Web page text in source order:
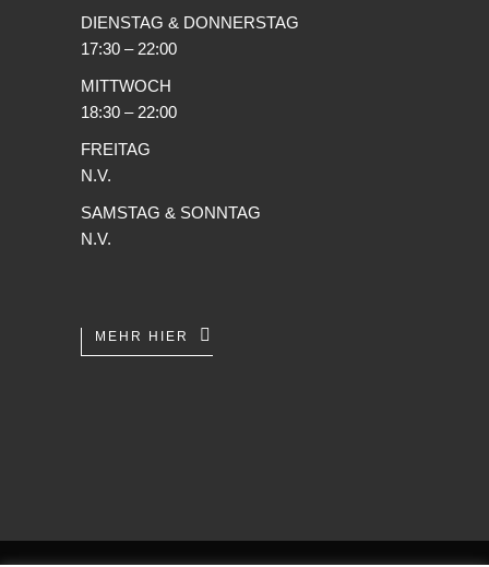
DIENSTAG & DONNERSTAG
17:30 – 22:00
MITTWOCH
18:30 – 22:00
FREITAG
N.V.
SAMSTAG & SONNTAG
N.V.
MEHR HIER